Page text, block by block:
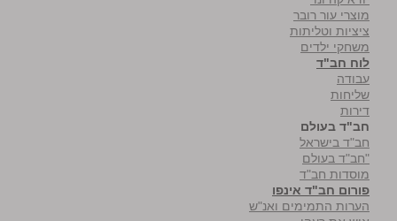
מוצרי עור רובר
ציציות וטליתות
משחקי ילדים
לוח חב"ד
עבודה
שליחות
דירות
חב"ד בעולם
חב"ד בישראל
"חב"ד בעולם
מוסדות חב"ד
פורום חב"ד אינפו
הערות התמימים ואנ"ש